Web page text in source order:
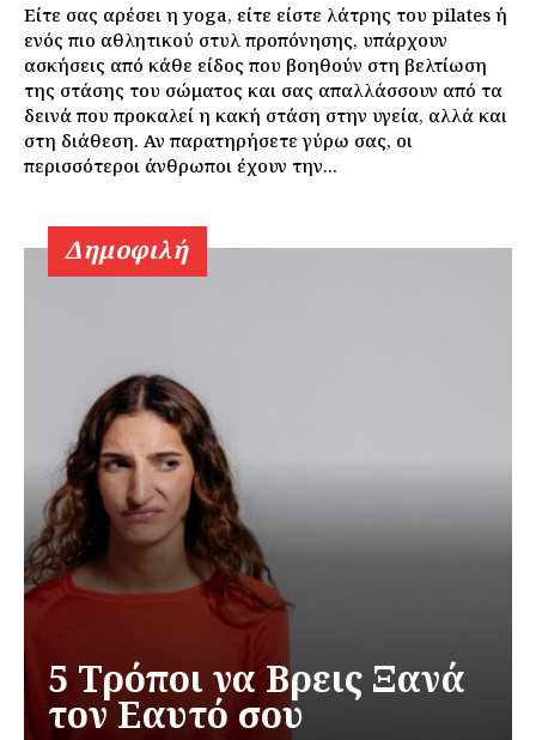
Είτε σας αρέσει η yoga, είτε είστε λάτρης του pilates ή
ενός πιο αθλητικού στυλ προπόνησης, υπάρχουν
ασκήσεις από κάθε είδος που βοηθούν στη βελτίωση
της στάσης του σώματος και σας απαλλάσσουν από τα
δεινά που προκαλεί η κακή στάση στην υγεία, αλλά και
στη διάθεση. Αν παρατηρήσετε γύρω σας, οι
περισσότεροι άνθρωποι έχουν την...
Δημοφιλή
5 Τρόποι να Βρεις Ξανά
τον Εαυτό σου